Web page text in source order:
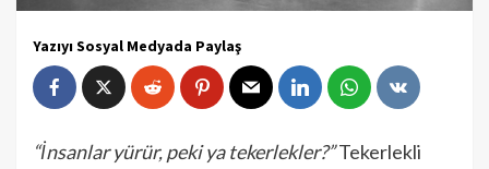
Yazıyı Sosyal Medyada Paylaş
“İnsanlar yürür, peki ya tekerlekler?”Tekerlekli